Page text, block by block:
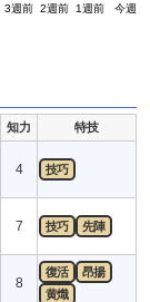
3週前 2週前 1週前 今週
知力 特技
4 技巧
7 技巧 先陣
8
復活
昂揚
黄熾